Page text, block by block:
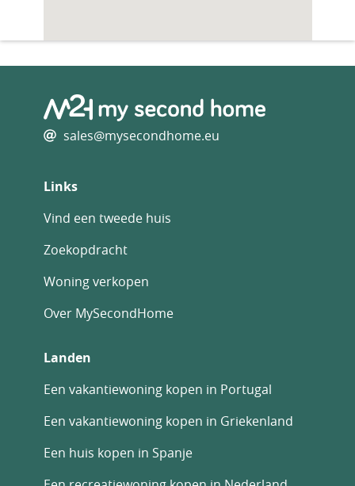
sales@mysecondhome.eu
Links
Vind een tweede huis
Zoekopdracht
Woning verkopen
Over MySecondHome
Landen
Een vakantiewoning kopen in Portugal
Een vakantiewoning kopen in Griekenland
Een huis kopen in Spanje